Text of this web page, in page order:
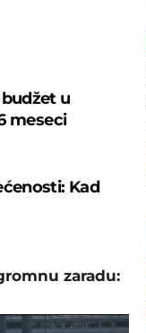
u
meseci
Kad
zaradu: